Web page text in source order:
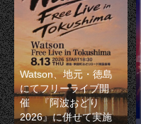
Watson、地元・徳島
にてフリーライブ開
催 『阿波おどり
2026』に併せて実施